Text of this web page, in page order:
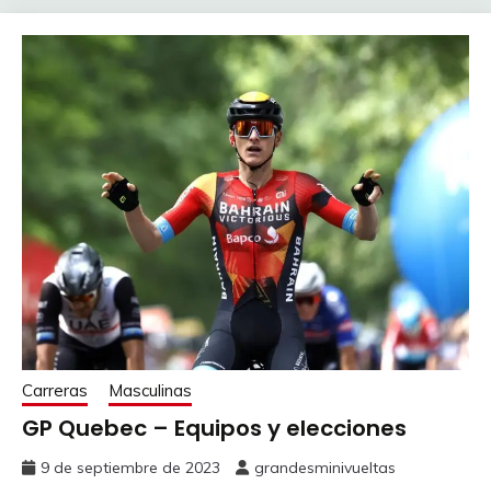
Carreras Masculinas
GP Quebec – Equipos y elecciones
9 de septiembre de 2023 grandesminivueltas